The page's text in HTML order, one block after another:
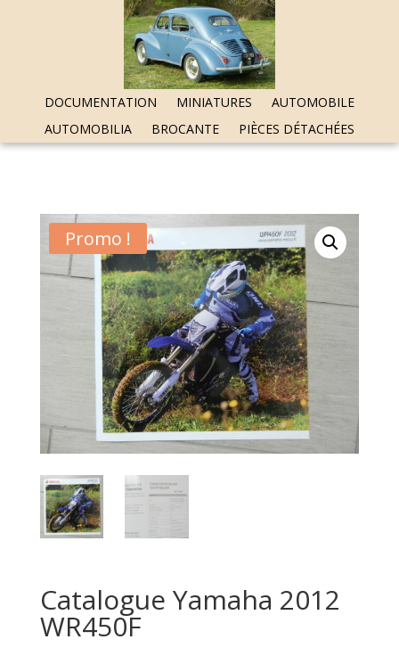
DOCUMENTATION MINIATURES
AUTOMOBILE
AUTOMOBILIA
BROCANTE PIÈCES DÉTACHÉES
Promo !
Catalogue Yamaha 2012
WR450F